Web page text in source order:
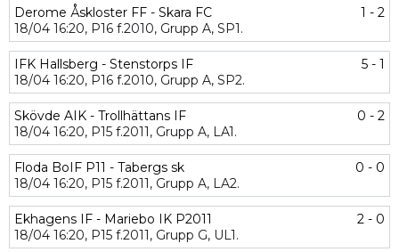
Derome Åskloster FF - Skara FC
1 - 2
18/04 16:20, P16 f.2010, Grupp A, SP1.
IFK Hallsberg - Stenstorps IF
5 - 1
18/04 16:20, P16 f.2010, Grupp A, SP2.
Skövde AIK - Trollhättans IF
0 - 2
18/04 16:20, P15 f.2011, Grupp A, LA1.
Floda BoIF P11 - Tabergs sk
0 - 0
18/04 16:20, P15 f.2011, Grupp A, LA2.
Ekhagens IF - Mariebo IK P2011
2 - 0
18/04 16:20, P15 f.2011, Grupp G, UL1.